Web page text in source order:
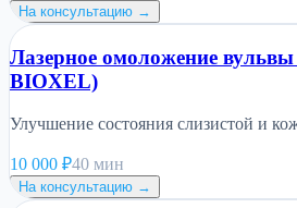
На консультацию →
Лазерное омоложение вульвы
BIOXEL)
Улучшение состояния слизистой и
10 000 ₽40 мин
На консультацию →